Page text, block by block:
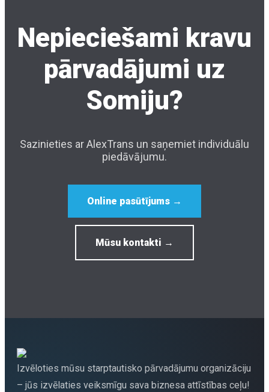
Nepieciešami kravu
pārvadājumi uz
Somiju?
Sazinieties ar AlexTrans un saņemiet individuālu
piedāvājumu.
Online pasūtījums →
Mūsu kontakti →
Izvēloties mūsu starptautisko pārvadājumu organizāciju
– jūs izvēlaties veiksmīgu sava biznesa attīstības ceļu!